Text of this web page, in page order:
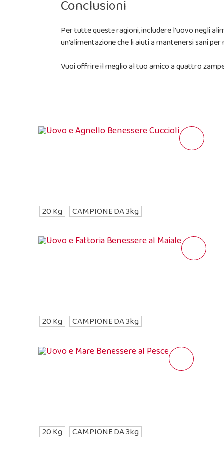
Conclusioni
Per tutte queste ragioni, includere l’uovo negli
un’alimentazione che li aiuti a mantenersi sani
Vuoi offrire il meglio al tuo amico a quattro
20 Kg CAMPIONE DA 3kg
20 Kg CAMPIONE DA 3kg
20 Kg CAMPIONE DA 3kg